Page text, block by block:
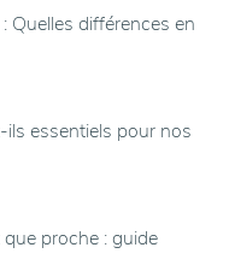
Quelles différences en
essentiels pour nos
proche : guide